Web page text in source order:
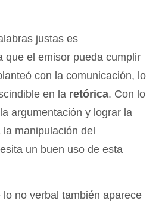
justas es
que el emisor pueda cumplir
con la comunicación, lo
en la retórica. Con lo
argumentación y lograr la
manipulación del
un buen uso de esta
no verbal también aparece